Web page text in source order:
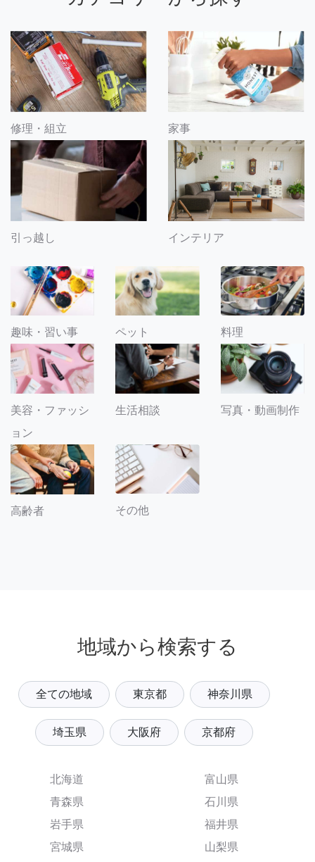
修理・組立 家事
引っ越し インテリア
趣味・習い事 ペット 料理
美容・ファッシ
ョン
生活相談 写真・動画制作
高齢者 その他
地域から検索する
全ての地域 東京都 神奈川県
埼玉県 大阪府 京都府
北海道
青森県
岩手県
宮城県
富山県
石川県
福井県
山梨県